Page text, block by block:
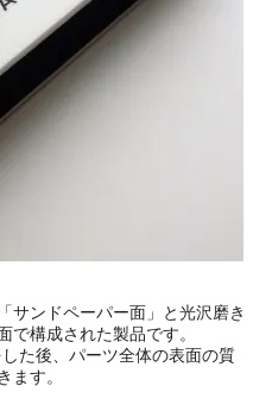
サンドペーパー面」と光沢磨き
で構成された製品です。
た後、パーツ全体の表面の質
ます。